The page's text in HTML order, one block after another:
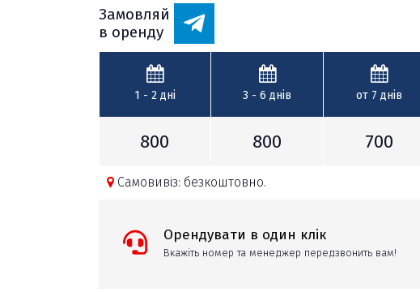
Замовляй
в оренду
1 - 2дні
800
3 - 6 днів
800
от 7 днів
700
Самовивіз: безкоштовно.
Орендувати в один клік
Вкажіть номер та менеджер передзвонить вам!